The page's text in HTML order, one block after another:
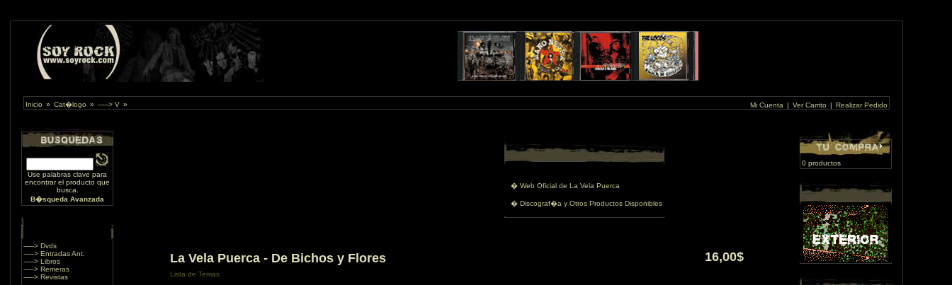
Inicio » Cat�logo » -----> V » Mi Cuenta | Ver Carrito | Realizar Pedido
Use palabras clave para
encontrar el producto que
busca.
B�squeda Avanzada
-----> Dvds
-----> Entradas Ant.
-----> Libros
-----> Remeras
-----> Revistas
� Web Oficial de La Vela Puerca
� Discograf�a y Otros Productos Disponibles
La Vela Puerca - De Bichos y Flores 16,00$
Lista de Temas
0 productos